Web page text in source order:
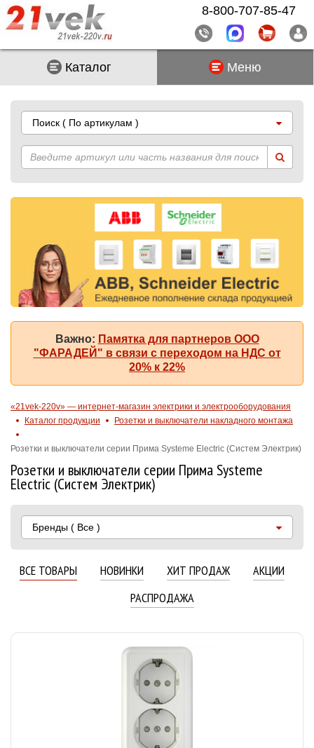
Каталог Меню
Поиск ( По артикулам )
Важно: Памятка для партнеров ООО
"ФАРАДЕЙ" в связи с переходом на НДС от
20% к 22%
«21vek-220v» — интернет-магазин электрики и электрооборудования
Каталог продукции
Розетки и выключатели накладного монтажа
Розетки и выключатели серии Прима Systeme Electric (Систем Электрик)
Розетки и выключатели серии Прима Systeme
Electric (Систем Электрик)
Бренды ( Все )
ВСЕ ТОВАРЫ НОВИНКИ ХИТ ПРОДАЖ
АКЦИИ
РАСПРОДАЖА
8-800-707-85-47